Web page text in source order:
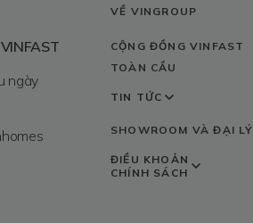
ngày
VỀ VINGROUP
CỘNG ĐỒNG VINFAST
TOÀN CẦU
TIN TỨC
SHOWROOM VÀ ĐẠI LÝ
ĐIỀU KHOẢN
CHÍNH SÁCH